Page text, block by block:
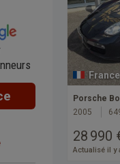
France
Porsche
2005
28 990
Actualisé il y